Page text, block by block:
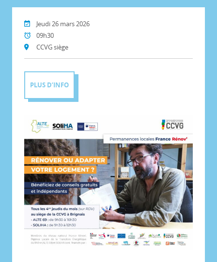
Jeudi 26 mars 2026
09h30
CCVG siège
PLUS D’INFO